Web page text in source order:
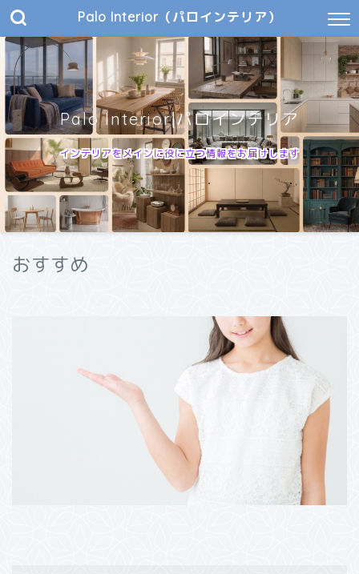
Palo Interior（パロインテリア）
Palo Interior|パロインテリア
インテリアをメインに役に立つ情報をお届けします
おすすめ